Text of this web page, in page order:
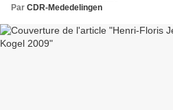
Par CDR-Mededelingen